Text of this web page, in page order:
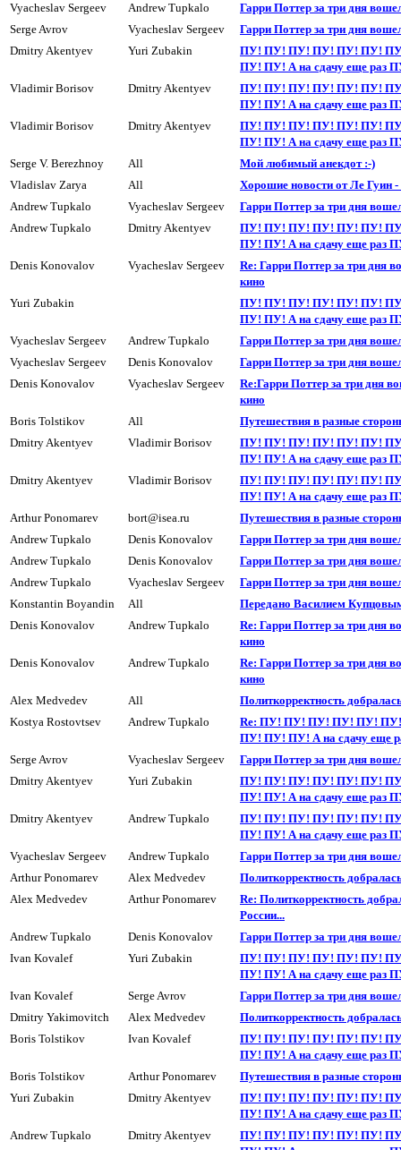
Vyacheslav Sergeev
Andrew Tupkalo
Гарри Поттер за три дня
Serge Avrov
Vyacheslav Sergeev
Гарри Поттер за три дня
Dmitry Akentyev
Yuri Zubakin
ПУ! ПУ! ПУ! ПУ! ПУ! ПУ!
ПУ! ПУ! А на сдачy еще раз
Vladimir Borisov
Dmitry Akentyev
ПУ! ПУ! ПУ! ПУ! ПУ! ПУ!
ПУ! ПУ! А на сдачy еще раз
Vladimir Borisov
Dmitry Akentyev
ПУ! ПУ! ПУ! ПУ! ПУ! ПУ!
ПУ! ПУ! А на сдачy еще раз
Serge V. Berezhnoy
All
Мой любимый анекдот :-)
Vladislav Zarya
All
Хорошие новости от Ле Гуин -
Andrew Tupkalo
Vyacheslav Sergeev
Гарри Поттер за три дня
Andrew Tupkalo
Dmitry Akentyev
ПУ! ПУ! ПУ! ПУ! ПУ! ПУ!
ПУ! ПУ! А на сдачy еще раз
Denis Konovalov
Vyacheslav Sergeev
Re: Гарри Поттер за три дня
кино
Yuri Zubakin
ПУ! ПУ! ПУ! ПУ! ПУ! ПУ!
ПУ! ПУ! А на сдачy еще раз
Vyacheslav Sergeev
Andrew Tupkalo
Гарри Поттер за три дня
Vyacheslav Sergeev
Denis Konovalov
Гарри Поттер за три дня
Denis Konovalov
Vyacheslav Sergeev
Re:Гарри Поттер за три дня
кино
Boris Tolstikov
All
Путешествия в разные
Dmitry Akentyev
Vladimir Borisov
ПУ! ПУ! ПУ! ПУ! ПУ! ПУ!
ПУ! ПУ! А на сдачy еще раз
Dmitry Akentyev
Vladimir Borisov
ПУ! ПУ! ПУ! ПУ! ПУ! ПУ!
ПУ! ПУ! А на сдачy еще раз
Arthur Ponomarev
bort@isea.ru
Пyтешествия в разные
Andrew Tupkalo
Denis Konovalov
Гарри Поттер за три дня
Andrew Tupkalo
Denis Konovalov
Гарри Поттер за три дня
Andrew Tupkalo
Vyacheslav Sergeev
Гарри Поттер за три дня
Konstantin Boyandin
All
Передано Василием
Denis Konovalov
Andrew Tupkalo
Re: Гарри Поттер за три дня
кино
Denis Konovalov
Andrew Tupkalo
Re: Гарри Поттер за три дня
кино
Alex Medvedev
All
Политкорректность
Kostya Rostovtsev
Andrew Tupkalo
Re: ПУ! ПУ! ПУ! ПУ! ПУ!
ПУ! ПУ! ПУ! А на сдачy еще
Serge Avrov
Vyacheslav Sergeev
Гарри Поттер за три дня
Dmitry Akentyev
Yuri Zubakin
ПУ! ПУ! ПУ! ПУ! ПУ! ПУ!
ПУ! ПУ! А на сдачy еще раз
Dmitry Akentyev
Andrew Tupkalo
ПУ! ПУ! ПУ! ПУ! ПУ! ПУ!
ПУ! ПУ! А на сдачy еще раз
Vyacheslav Sergeev
Andrew Tupkalo
Гарри Поттер за три дня
Arthur Ponomarev
Alex Medvedev
Политкоppектность
Alex Medvedev
Arthur Ponomarev
Re: Политкорректность
России...
Andrew Tupkalo
Denis Konovalov
Гарри Поттер за три дня
Ivan Kovalef
Yuri Zubakin
ПУ! ПУ! ПУ! ПУ! ПУ! ПУ!
ПУ! ПУ! А на сдачy еще раз
Ivan Kovalef
Serge Avrov
Гарри Поттер за три дня
Dmitry Yakimovitch
Alex Medvedev
Политкорректность
Boris Tolstikov
Ivan Kovalef
ПУ! ПУ! ПУ! ПУ! ПУ! ПУ!
ПУ! ПУ! А на сдачy еще раз
Boris Tolstikov
Arthur Ponomarev
Пyтешествия в разные
Yuri Zubakin
Dmitry Akentyev
ПУ! ПУ! ПУ! ПУ! ПУ! ПУ!
ПУ! ПУ! А на сдачy еще раз
Andrew Tupkalo
Dmitry Akentyev
ПУ! ПУ! ПУ! ПУ! ПУ! ПУ!